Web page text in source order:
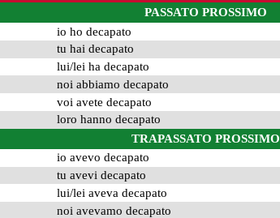
PASSATO PROSSIMO
io ho decapato
tu hai decapato
lui/lei ha decapato
noi abbiamo decapato
voi avete decapato
loro hanno decapato
TRAPASSATO PROSSIMO
io avevo decapato
tu avevi decapato
lui/lei aveva decapato
noi avevamo decapato